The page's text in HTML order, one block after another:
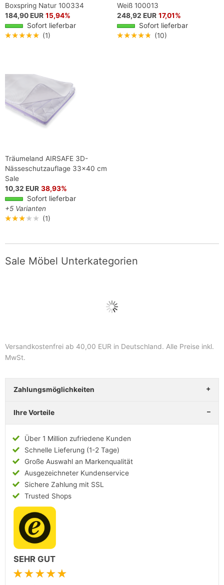
Boxspring Natur 100334
184,90 EUR 15,94%
Sofort lieferbar
★★★★★ (1)
Weiß 100013
248,92 EUR 17,01%
Sofort lieferbar
★★★★★ (10)
Träumeland AIRSAFE 3D-
Nässeschutzauflage 33x40 cm
Sale
10,32 EUR 38,93%
Sofort lieferbar
+5 Varianten
★★★★★ (1)
Sale Möbel Unterkategorien
Versandkostenfrei ab 40,00 EUR in Deutschland. Alle Preise inkl.
MwSt.
Zahlungsmöglichkeiten
Ihre Vorteile
Über 1 Million zufriedene Kunden
Schnelle Lieferung (1-2 Tage)
Große Auswahl an Markenqualität
Ausgezeichneter Kundenservice
Sichere Zahlung mit SSL
Trusted Shops
SEHR GUT
★★★★★